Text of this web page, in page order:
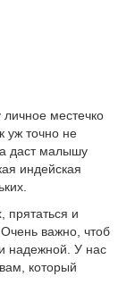
местечко
уж точно не
даст малышу
индейская
прятаться и
важно, чтоб
надежной. У нас
который